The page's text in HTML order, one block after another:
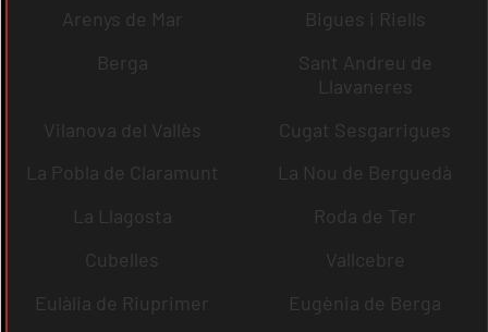
Arenys de Mar
Bigues i Riells
Berga
Sant Andreu de
Llavaneres
Vilanova del Vallès
Cugat Sesgarrigues
La Pobla de Claramunt
La Nou de Berguedà
La Llagosta
Roda de Ter
Cubelles
Vallcebre
Eulàlia de Riuprimer
Eugènia de Berga